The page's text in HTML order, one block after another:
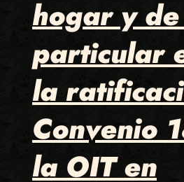
hogar y
particular
la
Convenio
la OIT en